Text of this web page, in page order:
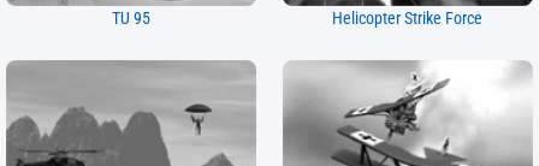
TU 95 Helicopter Strike Force